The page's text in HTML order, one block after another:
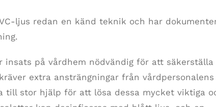
ljus redan en känd teknik och har
insats på vårdhem nödvändig för att säkerställa
extra ansträngningar från vårdpersonalens
till stor hjälp för att lösa dessa mycket viktiga